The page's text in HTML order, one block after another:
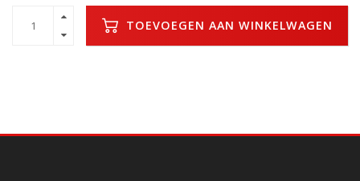
TOEVOEGEN AAN WINKELWAGEN